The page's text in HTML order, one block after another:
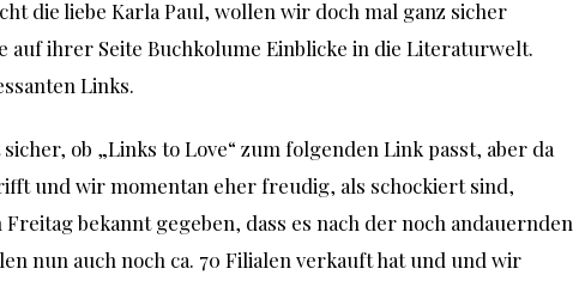
die liebe Karla Paul, wollen wir doch mal ganz sicher
auf ihrer Seite Buchkolume Einblicke in die Literaturwelt.
Links.
ob „Links to Love“ zum folgenden Link passt, aber da
und wir momentan eher freudig, als schockiert sind,
bekannt gegeben, dass es nach der noch andauernden
nun auch noch ca. 70 Filialen verkauft hat und und wir